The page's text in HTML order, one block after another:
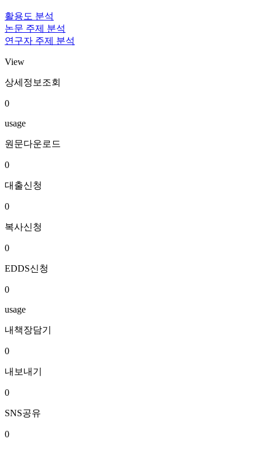
활용도 분석
논문 주제 분석
연구자 주제 분석
View
상세정보조회
0
usage
원문다운로드
0
대출신청
0
복사신청
0
EDDS신청
0
usage
내책장담기
0
내보내기
0
SNS공유
0